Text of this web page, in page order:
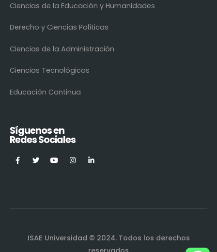
Ciencias de la Educación y Humanidades
Derecho y Ciencias Políticas
Ciencias de la Administración
Ciencias Tecnológicas
Educación Continua
Síguenos en
Redes Sociales
ISAE Universidad © 2024. Todos los derechos